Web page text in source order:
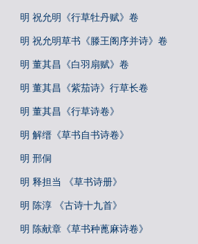
明 祝允明《行草牡丹赋》卷
明 祝允明草书《滕王阁序并诗》卷
明 董其昌《白羽扇赋》卷
明 董其昌《紫茄诗》行草长卷
明 董其昌《行草诗卷》
明 解缙《草书自书诗卷》
明 邢侗
明 释担当 《草书诗册》
明 陈淳 《古诗十九首》
明 陈献章《草书种蓖麻诗卷》